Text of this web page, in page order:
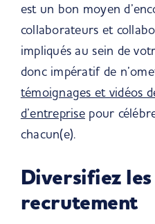
est un bon moyen
collaborateurs et
impliqués au sein de
donc impératif de
témoignages et vidéos
d’entreprise pour
chacun(e).
Diversifiez
recrutement